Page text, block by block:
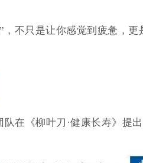
不只是让你感觉到疲惫，
在《柳叶刀·健康长寿》提出